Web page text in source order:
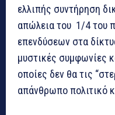
ελλιπής συντήρηση
απώλεια του 1/4 του
επενδύσεων στα
μυστικές συμφωνίες
οποίες δεν θα τις
απάνθρωπο πολιτικό